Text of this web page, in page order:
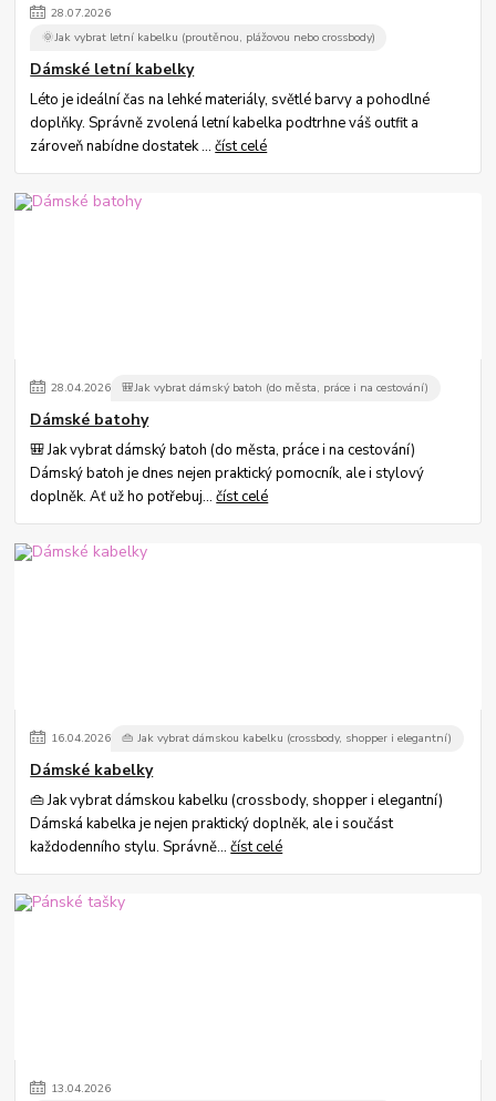
28.07.2026
🌞Jak vybrat letní kabelku (proutěnou, plážovou nebo crossbody)
Dámské letní kabelky
Léto je ideální čas na lehké materiály, světlé barvy a pohodlné
doplňky. Správně zvolená letní kabelka podtrhne váš outfit a
zároveň nabídne dostatek ...číst celé
28.04.2026 🎒Jak vybrat dámský batoh (do města, práce i na cestování)
Dámské batohy
🎒 Jak vybrat dámský batoh (do města, práce i na cestování)
Dámský batoh je dnes nejen praktický pomocník, ale i stylový
doplněk. Ať už ho potřebuj...číst celé
16.04.2026 👜 Jak vybrat dámskou kabelku (crossbody, shopper i elegantní)
Dámské kabelky
👜 Jak vybrat dámskou kabelku (crossbody, shopper i elegantní)
Dámská kabelka je nejen praktický doplněk, ale i součást
každodenního stylu. Správně...číst celé
13.04.2026